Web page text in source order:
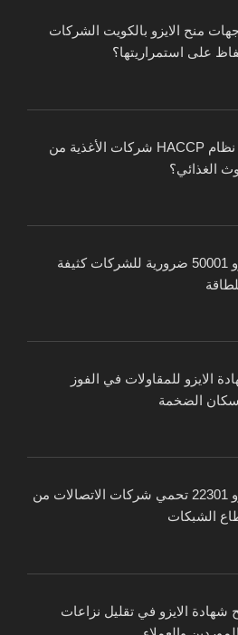
منح الايزو بالكويت الشركات
على استمراريتها؟
كيف يحمي نظام HACCP شركات الأغذية من
الغذائي؟
شهادة الايزو 50001 ضرورية للشركات كثيفة
الايزو للمقاولات في الفوز
الضخمة
شهادة الايزو 22301 تحمي شركات الاتصالات من
الشبكات
شهادة الايزو في تقليل نزاعات